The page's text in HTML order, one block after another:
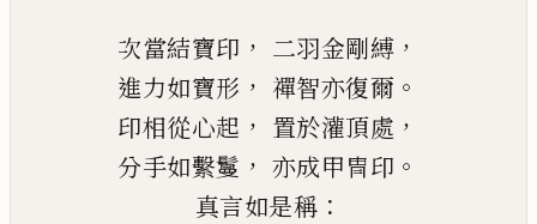
次當結寶印 ， 二羽金剛縛 ，
進力如寶形 ， 禪智亦復爾 。
印相從心起 ， 置於灌頂處 ，
分手如繫鬘 ， 亦成甲冑印 。
真言如是稱 ：